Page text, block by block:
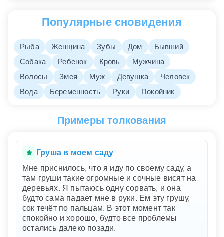
Популярные сновидения
Рыба Женщина Зубы Дом
Бывший
Собака
Ребенок Кровь
Мужчина
Волосы
Змея Муж Девушка
Человек
Вода
Беременность Руки Покойник
Примеры толкования
Груша в моем саду
Мне приснилось, что я иду по своему саду, а
там груши такие огромные и сочные висят на
деревьях. Я пытаюсь одну сорвать, и она
будто сама падает мне в руки. Ем эту грушу,
сок течёт по пальцам. В этот момент так
спокойно и хорошо, будто все проблемы
остались далеко позади.